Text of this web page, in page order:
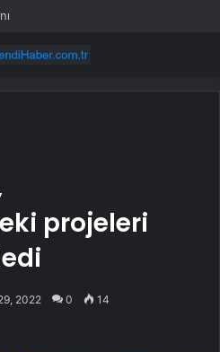
kutlandı
projeleri
2022 0 14